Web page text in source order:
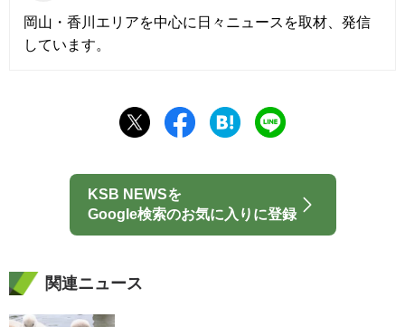
岡山・香川エリアを中心に日々ニュースを取材、発信
しています。
KSB NEWSを
Google検索のお気に入りに登録
関連ニュース